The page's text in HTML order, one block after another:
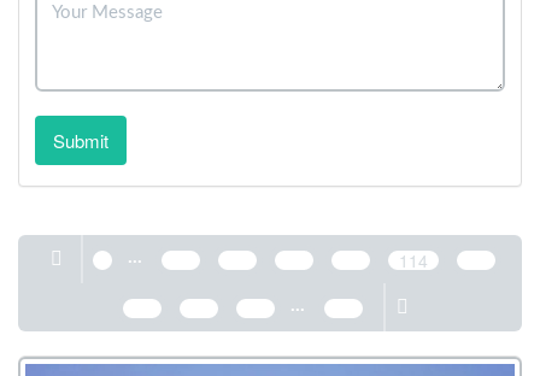
Submit
1 ... 110 111 112 113 114
115
116
117 118 ... 389